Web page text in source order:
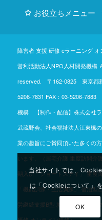
お役立ちメニュー
障害者 支援 研修 eラーニング
営利活動法人NPO人材開発機構
reserved. 〒162-0825 東京都
5206-7831 FAX：03-5206-7883
機構 【制作・配信】株式会社
武蔵野会、社会福祉法人江東楓
業の趣旨にご賛同頂いた多くの
います。（居宅介護 重度訪問介
期入所「ショートステイ」 重度
「機能訓練・生活訓練」 宿泊
労継続支援B型 就労定着支援 自
当社サイトでは、
は「Cookieについて」
OK